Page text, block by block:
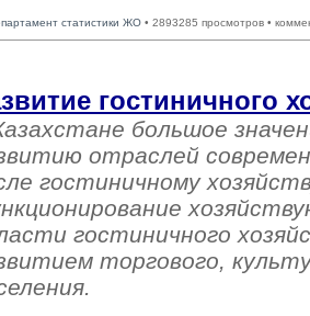
статистики ЖО • 2893285 просмотров •
гостиничного
большое
отраслей
гостиничному
гостиничного
торгового,